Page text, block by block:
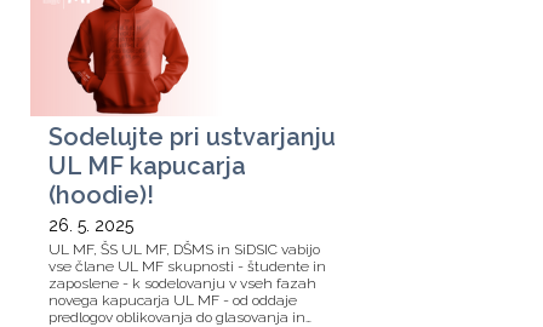
Sodelujte pri ustvarjanju
UL MF kapucarja
(hoodie)!
26. 5. 2025
UL MF, ŠS UL MF, DŠMS in SiDSIC vabijo
vse člane UL MF skupnosti - študente in
zaposlene - k sodelovanju v vseh fazah
novega kapucarja UL MF - od oddaje
predlogov oblikovanja do glasovanja in…